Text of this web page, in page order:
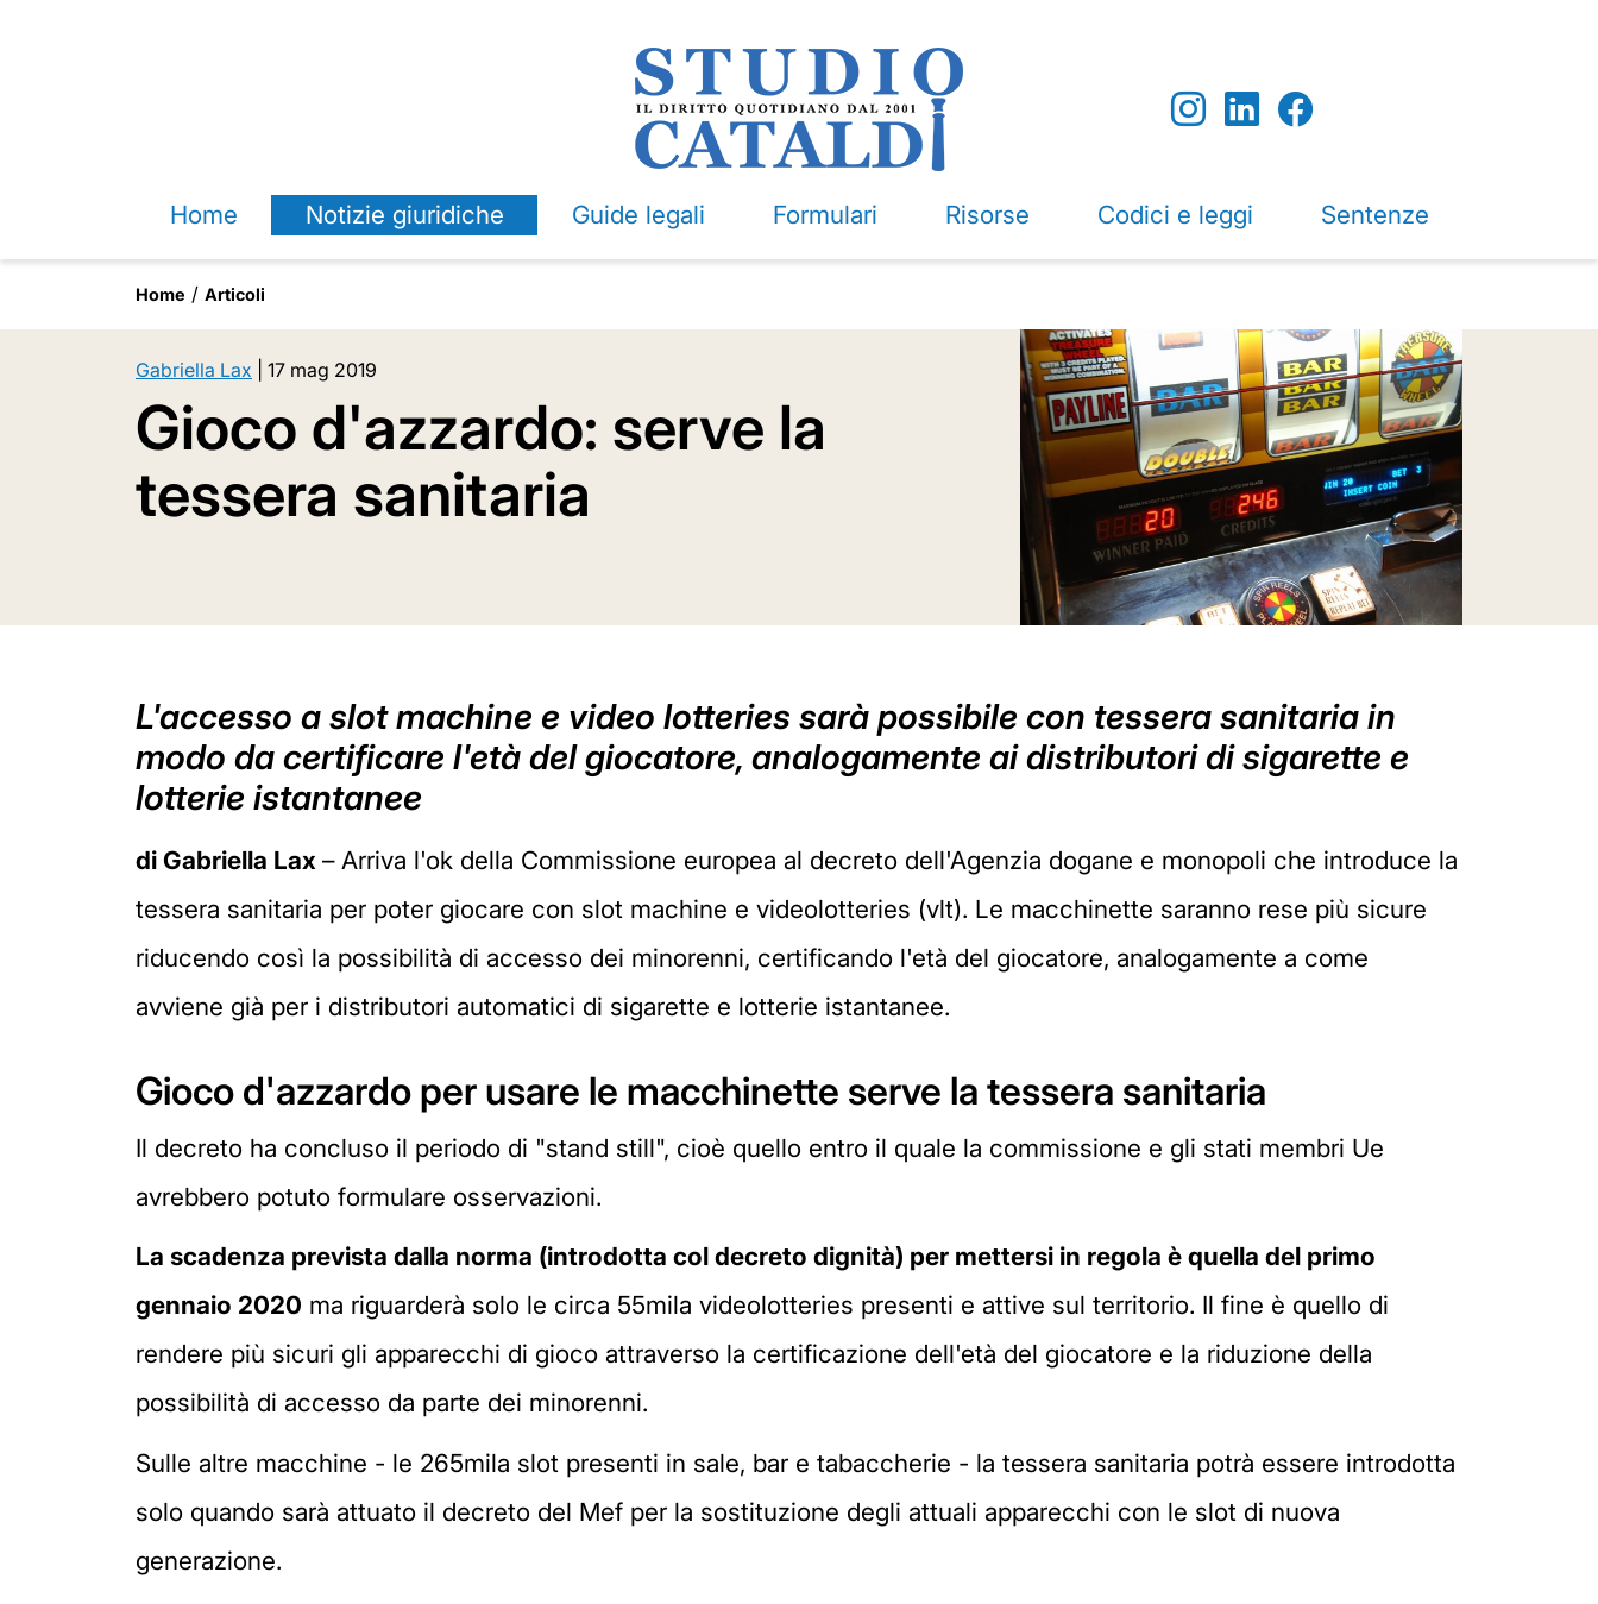
Home Notizie giuridiche Guide legali Formulari Risorse Codici e leggi Sentenze
Home Articoli
Gabriella Lax 17 mag 2019
Gioco d'azzardo: serve la
tessera sanitaria
L'accesso a slot machine e video lotteries sarà possibile con tessera sanitaria in
modo da certificare l'età del giocatore, analogamente ai distributori di sigarette e
lotterie istantanee
di Gabriella Lax – Arriva l'ok della Commissione europea al decreto dell'Agenzia dogane e monopoli che introduce la
tessera sanitaria per poter giocare con slot machine e videolotteries (vlt). Le macchinette saranno rese più sicure
riducendo così la possibilità di accesso dei minorenni, certificando l'età del giocatore, analogamente a come
avviene già per i distributori automatici di sigarette e lotterie istantanee.
Gioco d'azzardo per usare le macchinette serve la tessera sanitaria
Il decreto ha concluso il periodo di "stand still", cioè quello entro il quale la commissione e gli stati membri Ue
avrebbero potuto formulare osservazioni.
La scadenza prevista dalla norma (introdotta col decreto dignità) per mettersi in regola è quella del primo
gennaio 2020 ma riguarderà solo le circa 55mila videolotteries presenti e attive sul territorio. Il fine è quello di
rendere più sicuri gli apparecchi di gioco attraverso la certificazione dell'età del giocatore e la riduzione della
possibilità di accesso da parte dei minorenni.
Sulle altre macchine - le 265mila slot presenti in sale, bar e tabaccherie - la tessera sanitaria potrà essere introdotta
solo quando sarà attuato il decreto del Mef per la sostituzione degli attuali apparecchi con le slot di nuova
generazione.